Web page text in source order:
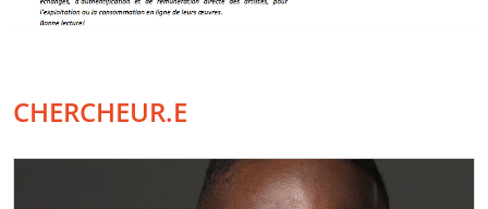
CHERCHEUR.E